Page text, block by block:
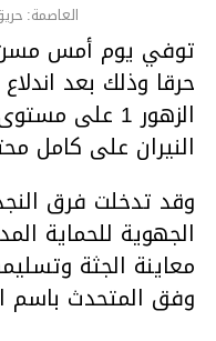
العاصمة:
حرقا وذلك بعد
الزهور 1
النيران على كامل
وقد تدخلت فرق
الجهوية للحماية
معاينة الجثة
وفق المتحدث باسم